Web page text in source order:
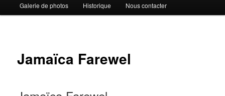
Galerie de photos Historique Nous contacter
Jamaïca Farewel